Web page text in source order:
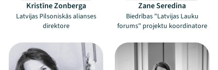
Kristīne Zonberga
Latvijas Pilsoniskās alianses
direktore
Zane Seredina
Biedrības "Latvijas Lauku
forums" projektu koordinatore